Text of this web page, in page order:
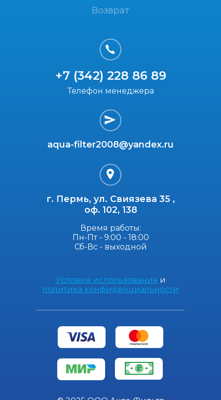
+7 (342) 228 86 89
aqua-filter2008@yandex.ru
г. Пермь, ул. Свиязева 35 ,
оф. 102, 138
Телефон менеджера
Время работы:
Пн-Пт - 9:00 - 18:00
Сб-Вс - выходной
Условия использования и
политика конфиденциальности
Возврат